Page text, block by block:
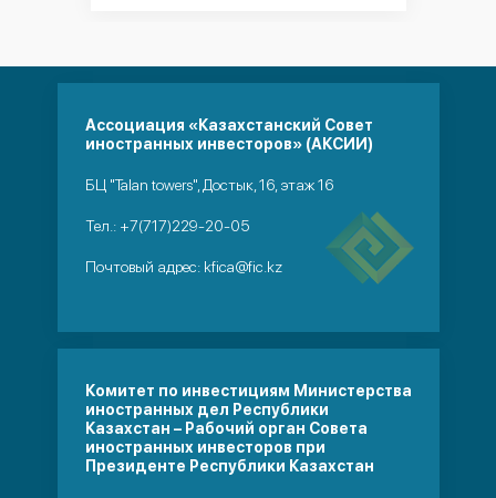
Ассоциация «Казахстанский Совет
иностранных инвесторов» (АКСИИ)
БЦ "Talan towers", Достык, 16, этаж 16
Тел.: +7(717)229-20-05
Почтовый адрес: kfica@fic.kz
Комитет по инвестициям Министерства
иностранных дел Республики
Казахстан – Рабочий орган Совета
иностранных инвесторов при
Президенте Республики Казахстан